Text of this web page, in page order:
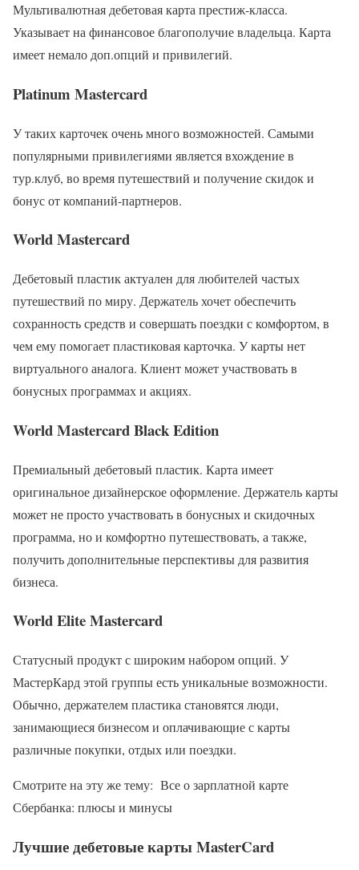
Мультивалютная дебетовая карта престиж-класса.
Указывает на финансовое благополучие владельца. Карта
имеет немало доп.опций и привилегий.
Platinum Mastercard
У таких карточек очень много возможностей. Самыми
популярными привилегиями является вхождение в
тур.клуб, во время путешествий и получение скидок и
бонус от компаний-партнеров.
World Mastercard
Дебетовый пластик актуален для любителей частых
путешествий по миру. Держатель хочет обеспечить
сохранность средств и совершать поездки с комфортом, в
чем ему помогает пластиковая карточка. У карты нет
виртуального аналога. Клиент может участвовать в
бонусных программах и акциях.
World Mastercard Black Edition
Премиальный дебетовый пластик. Карта имеет
оригинальное дизайнерское оформление. Держатель карты
может не просто участвовать в бонусных и скидочных
программа, но и комфортно путешествовать, а также,
получить дополнительные перспективы для развития
бизнеса.
World Elite Mastercard
Статусный продукт с широким набором опций. У
МастерКард этой группы есть уникальные возможности.
Обычно, держателем пластика становятся люди,
занимающиеся бизнесом и оплачивающие с карты
различные покупки, отдых или поездки.
Смотрите на эту же тему: Все о зарплатной карте
Сбербанка: плюсы и минусы
Лучшие дебетовые карты MasterCard